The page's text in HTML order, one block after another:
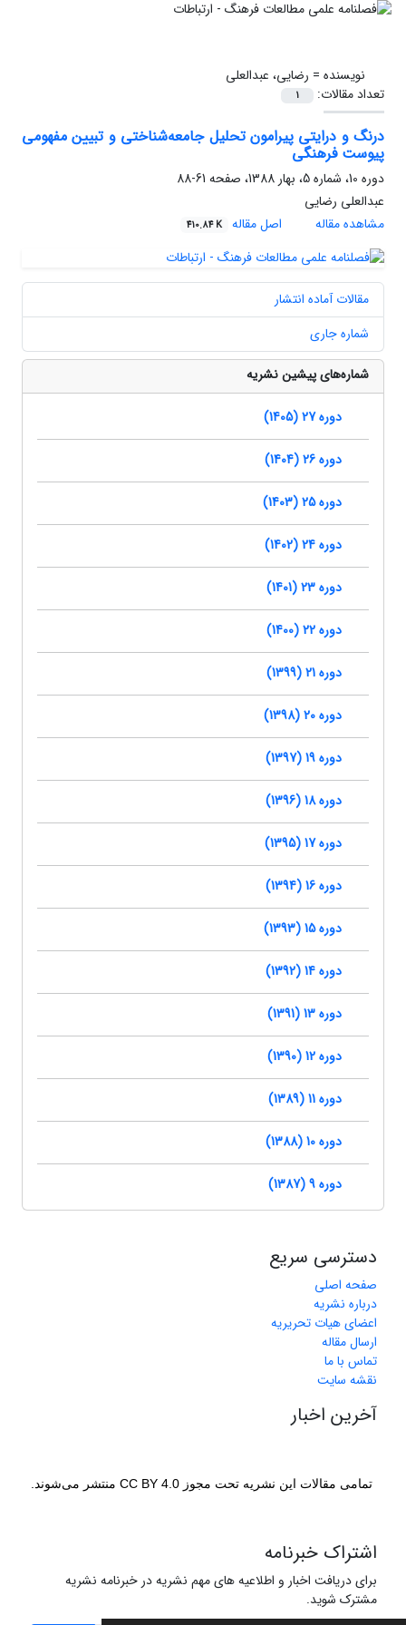
نویسنده = رضایی، عبدالعلی
تعداد مقالات:
1
درنگ و درایتی پیرامون تحلیل جامعه‌شناختی و تبیین مفهومی
پیوست فرهنگی
دوره 10، شماره 5، بهار 1388، صفحه
61-88
عبدالعلی رضایی
مشاهده مقاله
اصل مقاله 410.84 K
مقالات آماده انتشار
شماره جاری
شماره‌های پیشین نشریه
دوره 27 (1405)
دوره 26 (1404)
دوره 25 (1403)
دوره 24 (1402)
دوره 23 (1401)
دوره 22 (1400)
دوره 21 (1399)
دوره 20 (1398)
دوره 19 (1397)
دوره 18 (1396)
دوره 17 (1395)
دوره 16 (1394)
دوره 15 (1393)
دوره 14 (1392)
دوره 13 (1391)
دوره 12 (1390)
دوره 11 (1389)
دوره 10 (1388)
دوره 9 (1387)
دسترسی سریع
صفحه اصلی
درباره نشریه
اعضای هیات تحریریه
ارسال مقاله
تماس با ما
نقشه سایت
آخرین اخبار
تمامی مقالات این نشریه تحت مجوز CC BY 4.0 منتشر می‌شوند.
اشتراک خبرنامه
برای دریافت اخبار و اطلاعیه های مهم نشریه در خبرنامه نشریه
مشترک شوید.